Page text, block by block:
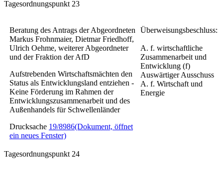
Tagesordnungspunkt 23
Beratung des Antrags der Abgeordneten
Markus Frohnmaier, Dietmar Friedhoff,
Ulrich Oehme, weiterer Abgeordneter
und der Fraktion der AfD
Aufstrebenden Wirtschaftsmächten den
Status als Entwicklungsland entziehen -
Keine Förderung im Rahmen der
Entwicklungszusammenarbeit und des
Außenhandels für Schwellenländer
Drucksache 19/8986(Dokument, öffnet
ein neues Fenster)
Überweisungsbeschluss:
A. f. wirtschaftliche
Zusammenarbeit und
Entwicklung (f)
Auswärtiger Ausschuss
A. f. Wirtschaft und
Energie
Tagesordnungspunkt 24